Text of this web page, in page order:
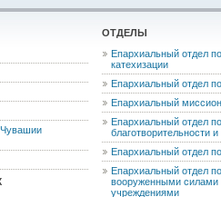
Чувашии
ОТДЕЛЫ
Епархиальный отдел
катехизации
Епархиальный отдел
Епархиальный
Епархиальный отдел
благотворительности
Епархиальный отдел
Епархиальный отдел
вооруженными силами
учреждениями